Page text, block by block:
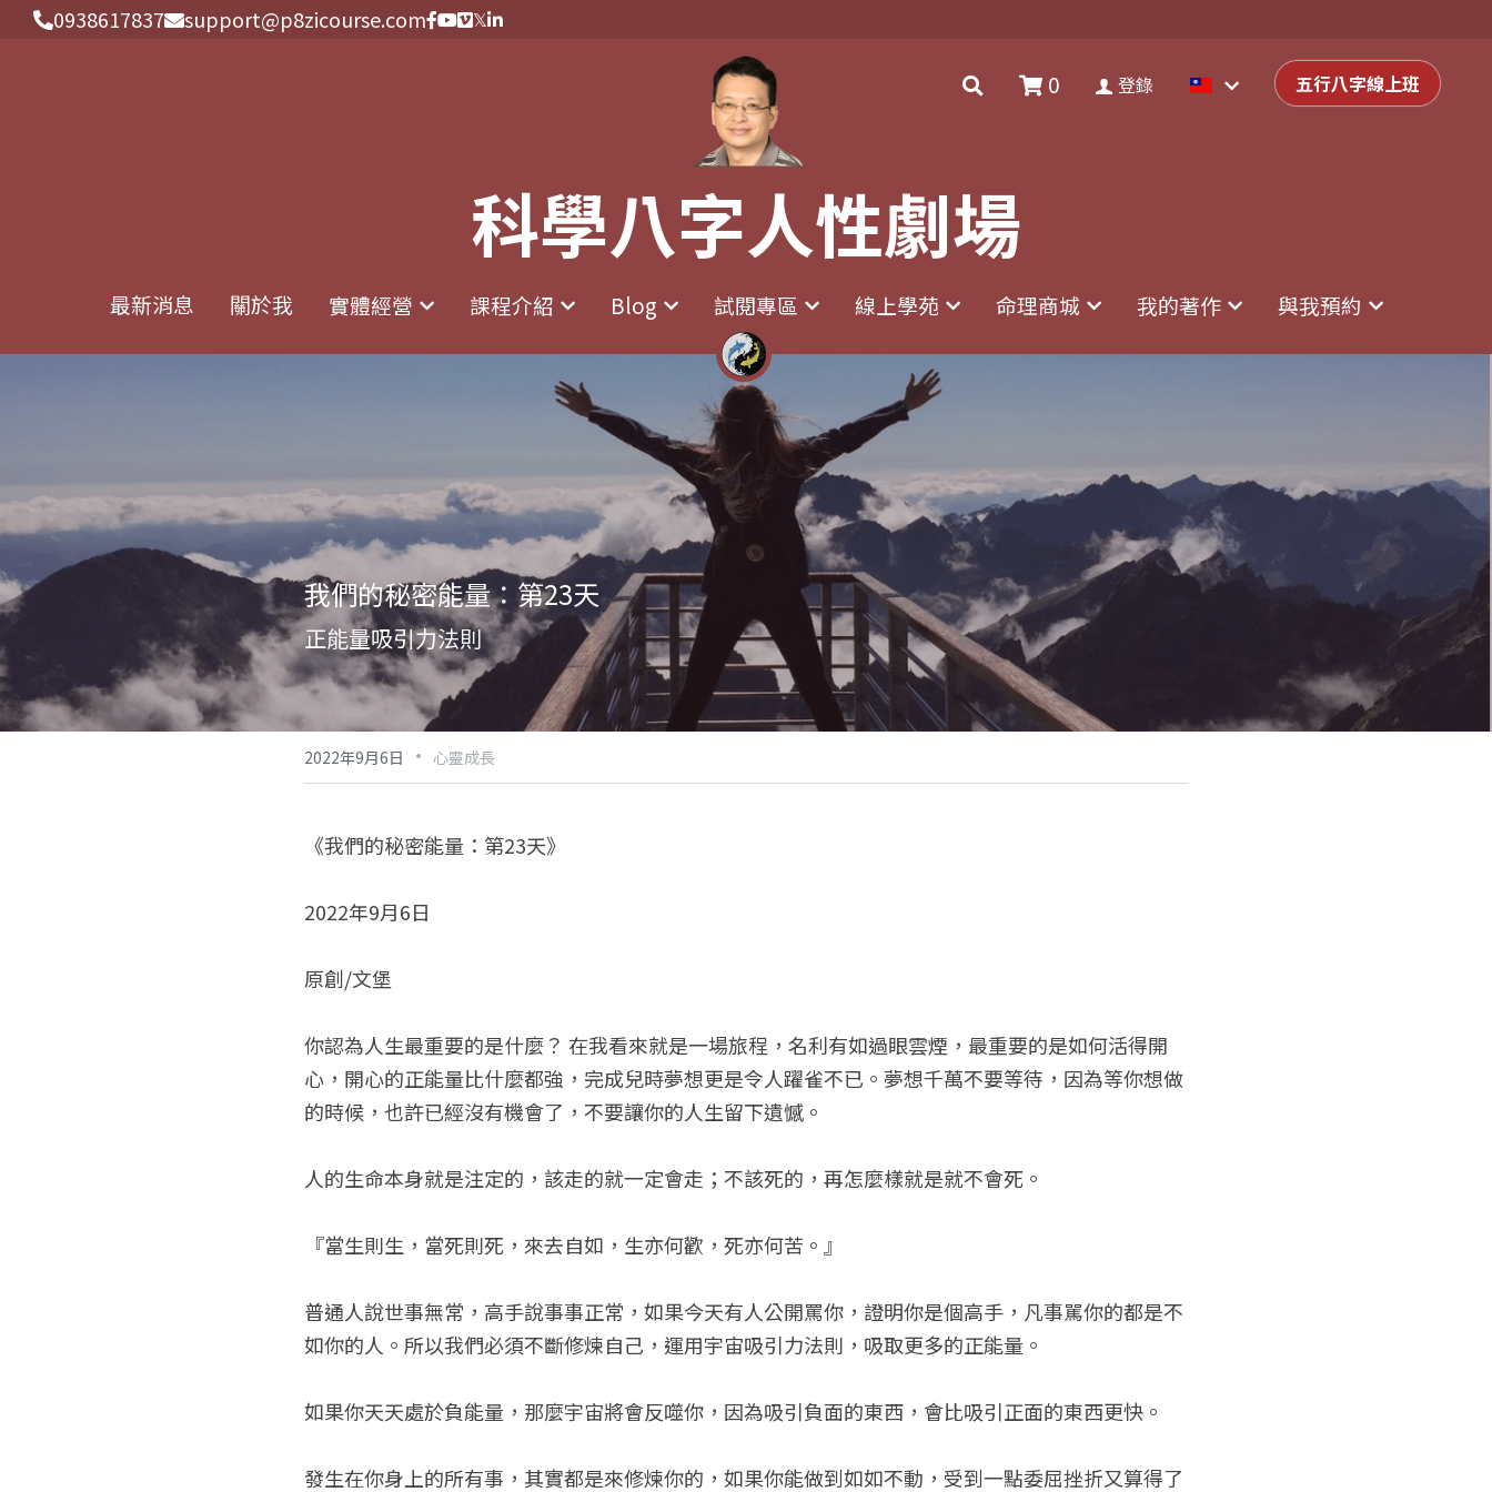
0938617837 support@p8zicourse.com
科學八字人性劇場
最新消息 關於我 實體經營 課程介紹 Blog 試閱專區 線上學苑 命理商城 我的著作 與我預約
0 登錄 五行八字線上班
0938617837 support@p8zicourse.com
科學八字人性劇場
最新消息 關於我 實體經營 課程介紹 Blog 試閱專區 線上學苑 命理商城 我的著作 與我預約
0 登錄 五行八字線上班
我們的秘密能量：第23天
正能量吸引力法則
2022年9月6日 · 心靈成長
《我們的秘密能量：第23天》
2022年9月6日
原創/文堡
你認為人生最重要的是什麼？ 在我看來就是一場旅程，名利有如過眼雲煙，最重要的是如何活得開
心，開心的正能量比什麼都強，完成兒時夢想更是令人躍雀不已。夢想千萬不要等待，因為等你想做
的時候，也許已經沒有機會了，不要讓你的人生留下遺憾。
人的生命本身就是注定的，該走的就一定會走；不該死的，再怎麼樣就是就不會死。
『當生則生，當死則死，來去自如，生亦何歡，死亦何苦。』
普通人說世事無常，高手說事事正常，如果今天有人公開罵你，證明你是個高手，凡事駡你的都是不
如你的人。所以我們必須不斷修煉自己，運用宇宙吸引力法則，吸取更多的正能量。
如果你天天處於負能量，那麼宇宙將會反噬你，因為吸引負面的東西，會比吸引正面的東西更快。
發生在你身上的所有事，其實都是來修煉你的，如果你能做到如如不動，受到一點委屈挫折又算得了